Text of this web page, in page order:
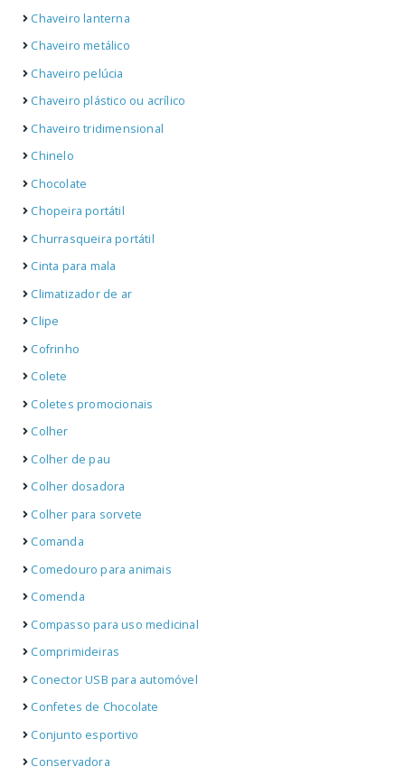
Chaveiro lanterna
Chaveiro metálico
Chaveiro pelúcia
Chaveiro plástico ou acrílico
Chaveiro tridimensional
Chinelo
Chocolate
Chopeira portátil
Churrasqueira portátil
Cinta para mala
Climatizador de ar
Clipe
Cofrinho
Colete
Coletes promocionais
Colher
Colher de pau
Colher dosadora
Colher para sorvete
Comanda
Comedouro para animais
Comenda
Compasso para uso medicinal
Comprimideiras
Conector USB para automóvel
Confetes de Chocolate
Conjunto esportivo
Conservadora